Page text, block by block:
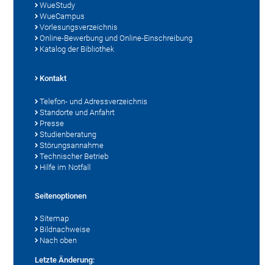
WueStudy
WueCampus
Vorlesungsverzeichnis
Online-Bewerbung und Online-Einschreibung
Katalog der Bibliothek
Kontakt
Telefon- und Adressverzeichnis
Standorte und Anfahrt
Presse
Studienberatung
Störungsannahme
Technischer Betrieb
Hilfe im Notfall
Seitenoptionen
Sitemap
Bildnachweise
Nach oben
Letzte Änderung: